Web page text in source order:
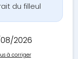
du filleul
2026
à corriger